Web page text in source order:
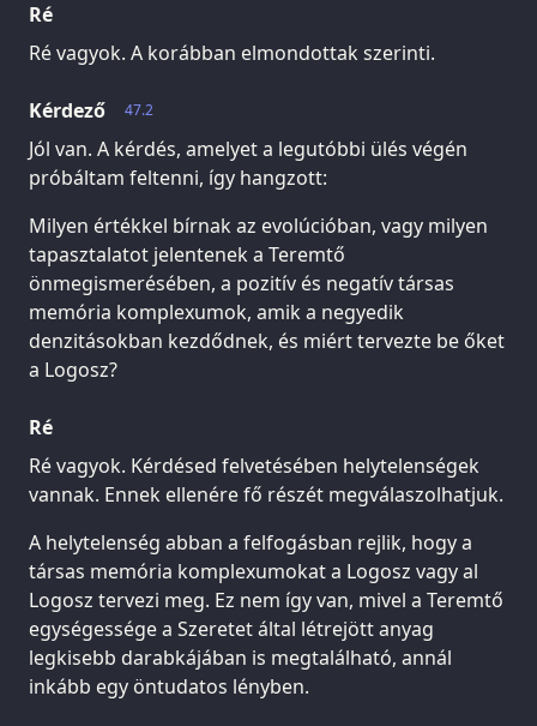
Ré
Ré vagyok. A korábban elmondottak szerinti.
47.2
Kérdező
Jól van. A kérdés, amelyet a legutóbbi ülés végén
próbáltam feltenni, így hangzott:
Milyen értékkel bírnak az evolúcióban, vagy milyen
tapasztalatot jelentenek a Teremtő
önmegismerésében, a pozitív és negatív társas
memória komplexumok, amik a negyedik
denzitásokban kezdődnek, és miért tervezte be őket
a Logosz?
Ré
Ré vagyok. Kérdésed felvetésében helytelenségek
vannak. Ennek ellenére fő részét megválaszolhatjuk.
A helytelenség abban a felfogásban rejlik, hogy a
társas memória komplexumokat a Logosz vagy al
Logosz tervezi meg. Ez nem így van, mivel a Teremtő
egységessége a Szeretet által létrejött anyag
legkisebb darabkájában is megtalálható, annál
inkább egy öntudatos lényben.